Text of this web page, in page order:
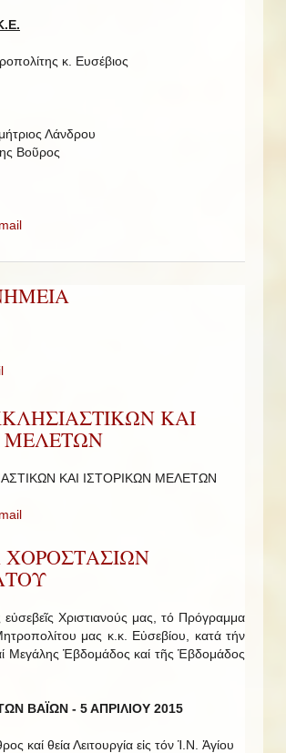
κ. Ευσέβιος
Λάνδρου
Βοῦρος
ΚΑΙ
ΜΕΛΕΤΩΝ
ΚΑΙ ΙΣΤΟΡΙΚΩΝ ΜΕΛΕΤΩΝ
Χριστιανούς μας, τό Πρόγραμμα
μας κ.κ. Εὐσεβίου, κατά τήν
Μεγάλης Ἑβδομάδος καί τῆς Ἑβδομάδος
ΒΑΪΩΝ - 5 ΑΠΡΙΛΙΟΥ 2015
καί θεία Λειτουργία εἰς τόν Ἱ.Ν. Ἁγίου